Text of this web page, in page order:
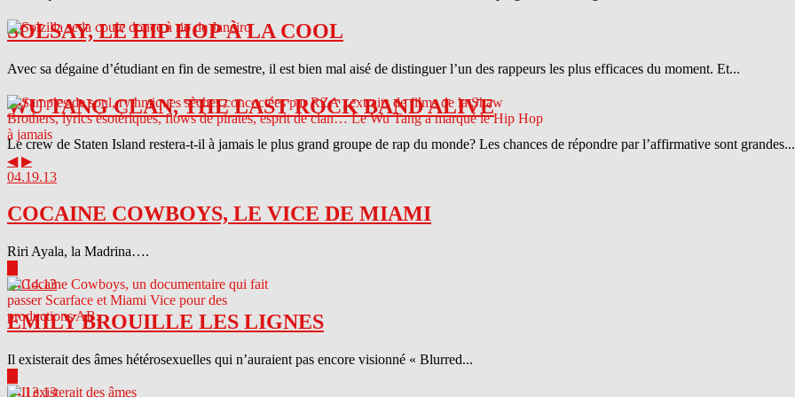
SOLSAY, LE HIP HOP À LA COOL
Avec sa dégaine d’étudiant en fin de semestre, il est bien mal aisé de distinguer l’un des rappeurs les plus efficaces du moment. Et...
WU TANG CLAN, THE LAST ROCK BAND ALIVE
Le crew de Staten Island restera-t-il à jamais le plus grand groupe de rap du monde? Les chances de répondre par l’affirmative sont
◀ ▶
04.19.13
COCAINE COWBOYS, LE VICE DE MIAMI
Riri Ayala, la Madrina….
04.14.13
EMILY BROUILLE LES LIGNES
Il existerait des âmes hétérosexuelles qui n’auraient pas encore visionné « Blurred...
04.13.13